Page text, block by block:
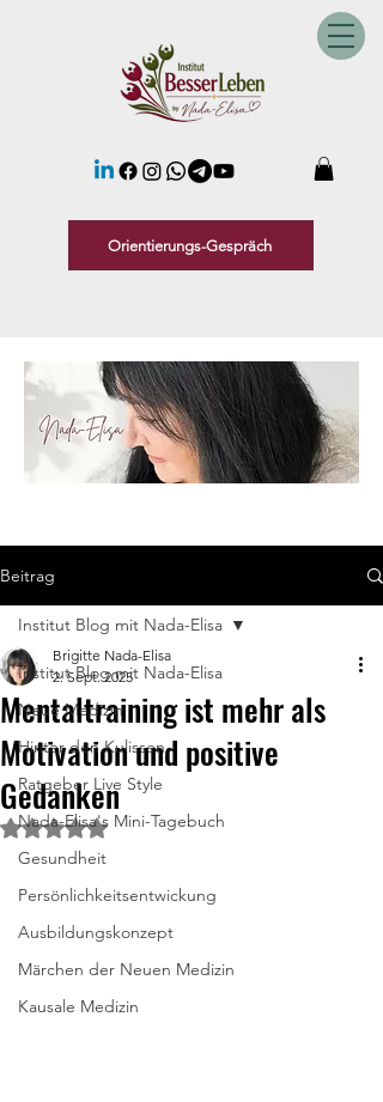
Orientierungs-Gespräch
Beitrag
Institut Blog mit Nada-Elisa
Neue Medizin
Hinter den Kulissen
Ratgeber Live Style
Nada-Elisa's Mini-Tagebuch
Gesundheit
Persönlichkeitsentwickung
Ausbildungskonzept
Märchen der Neuen Medizin
Kausale Medizin
Institut Blog mit Nada-Elisa
Mentaltraining ist mehr als
Motivation und positive
Gedanken
Brigitte Nada-Elisa
2. Sept. 2025
Mit NaN von 5 Sternen bewertet.